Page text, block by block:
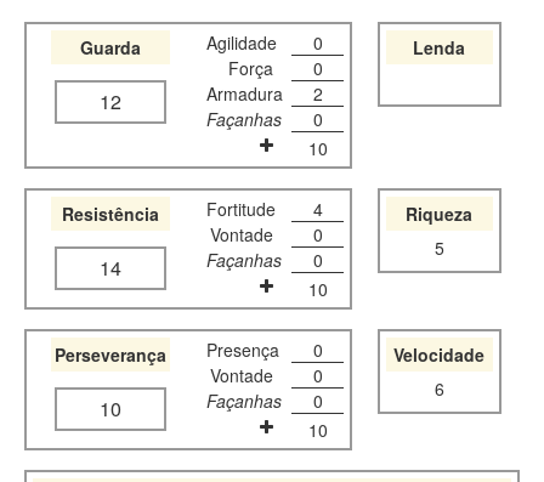
Guarda
12
Agilidade
0
Força
0
Armadura
2
Façanhas
0
10
Lenda
Resistência
14
Fortitude
4
Vontade
0
Façanhas
0
10
Riqueza
5
Perseverança
10
Presença
0
Vontade
0
Façanhas
0
10
Velocidade
6